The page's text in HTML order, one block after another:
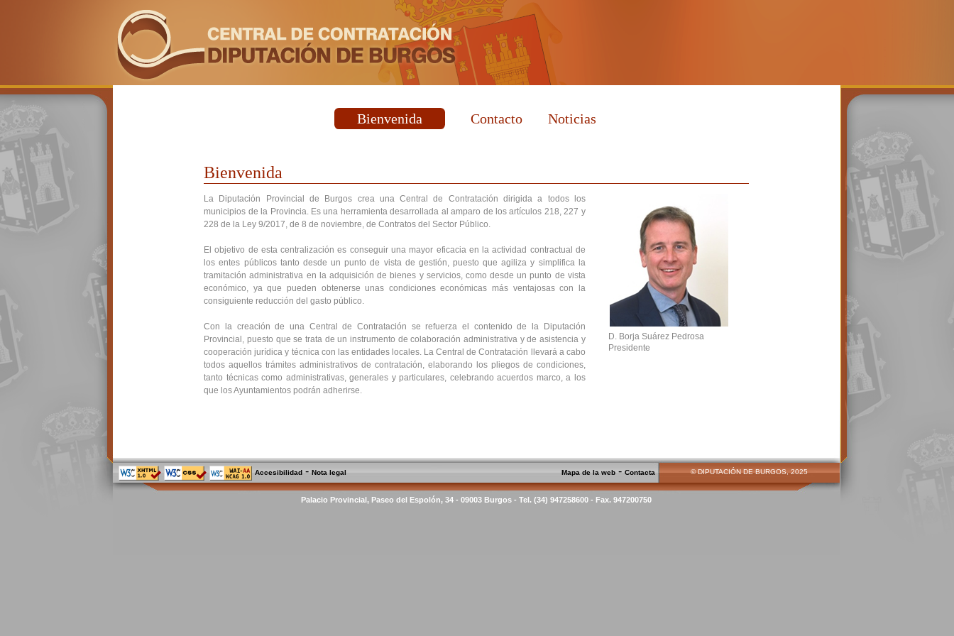
Bienvenida Contacto Noticias
Bienvenida
La Diputación Provincial de Burgos crea una Central de Contratación dirigida a todos los
municipios de la Provincia. Es una herramienta desarrollada al amparo de los artículos 218, 227 y
228 de la Ley 9/2017, de 8 de noviembre, de Contratos del Sector Público.
El objetivo de esta centralización es conseguir una mayor eficacia en la actividad contractual de
los entes públicos tanto desde un punto de vista de gestión, puesto que agiliza y simplifica la
tramitación administrativa en la adquisición de bienes y servicios, como desde un punto de vista
económico, ya que pueden obtenerse unas condiciones económicas más ventajosas con la
consiguiente reducción del gasto público.
Con la creación de una Central de Contratación se refuerza el contenido de la Diputación
Provincial, puesto que se trata de un instrumento de colaboración administrativa y de asistencia y
cooperación jurídica y técnica con las entidades locales. La Central de Contratación llevará a cabo
todos aquellos trámites administrativos de contratación, elaborando los pliegos de condiciones,
tanto técnicas como administrativas, generales y particulares, celebrando acuerdos marco, a los
que los Ayuntamientos podrán adherirse.
D. Borja Suárez Pedrosa
Presidente
Accesibilidad -Nota legal Mapa de la web -Contacta © DIPUTACIÓN DE BURGOS, 2025
Palacio Provincial, Paseo del Espolón, 34 - 09003 Burgos - Tel. (34) 947258600 - Fax. 947200750